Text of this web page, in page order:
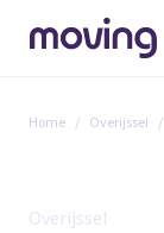
Home / Overijssel /
Overijssel